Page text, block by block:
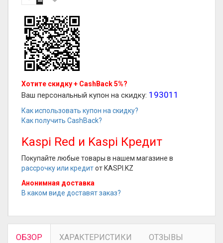
Хотите скидку + CashBack 5%?
Ваш персональный купон на скидку: 193011
Как использовать купон на скидку?
Как получить CashBack?
Kaspi Red и Kaspi Кредит
Покупайте любые товары в нашем магазине в
рассрочку или кредитот KASPI.KZ
Анонимная доставка
В каком виде доставят заказ?
ОБЗОР ХАРАКТЕРИСТИКИ ОТЗЫВЫ